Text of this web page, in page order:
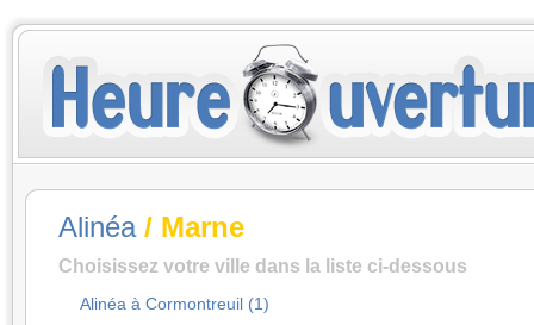
Alinéa/ Marne
Choisissez votre ville dans la liste ci-dessous
Alinéa à Cormontreuil (1)